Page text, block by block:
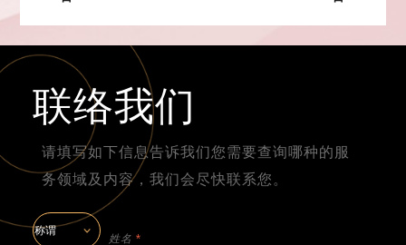
联络我们
请填写如下信息告诉我们您需要查询哪种的服
务领域及内容，我们会尽快联系您。